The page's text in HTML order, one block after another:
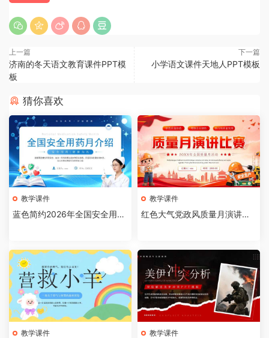
上一篇
济南的冬天语文教育课件PPT模
板
下一篇
小学语文课件天地人PPT模板
猜你喜欢
教学课件
蓝色简约2026年全国安全用药
教学课件
红色大气党政风质量月演讲比
教学课件 教学课件